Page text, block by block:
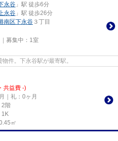
永谷 」駅 徒歩6分
永谷 」駅 徒歩26分
南区下永谷 ３丁目
募集中： 1室
件。下永谷駅が最寄駅。
共益費 -)
｜礼：0ヶ月
2階
1K
㎡